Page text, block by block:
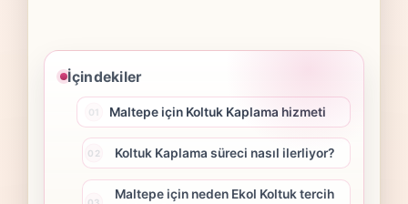
İçindekiler
Maltepe için Koltuk Kaplama hizmeti
Koltuk Kaplama süreci nasıl ilerliyor?
Maltepe için neden Ekol Koltuk tercih